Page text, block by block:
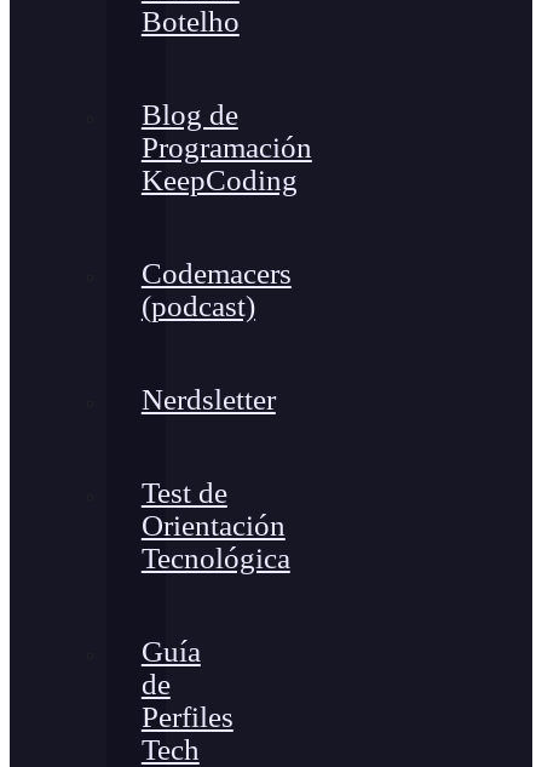
Botelho
Blog de
Programación
KeepCoding
Codemacers
(podcast)
Nerdsletter
Test de
Orientación
Tecnológica
Guía
de
Perfiles
Tech